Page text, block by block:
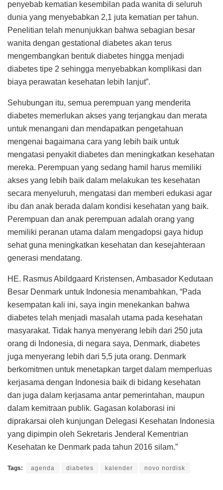
penyebab kematian kesembilan pada wanita di seluruh
dunia yang menyebabkan 2,1 juta kematian per tahun.
Penelitian telah menunjukkan bahwa sebagian besar
wanita dengan gestational diabetes akan terus
mengembangkan bentuk diabetes hingga menjadi
diabetes tipe 2 sehingga menyebabkan komplikasi dan
biaya perawatan kesehatan lebih lanjut”.
Sehubungan itu, semua perempuan yang menderita
diabetes memerlukan akses yang terjangkau dan merata
untuk menangani dan mendapatkan pengetahuan
mengenai bagaimana cara yang lebih baik untuk
mengatasi penyakit diabetes dan meningkatkan kesehatan
mereka. Perempuan yang sedang hamil harus memiliki
akses yang lebih baik dalam melakukan tes kesehatan
secara menyeluruh, mengatasi dan memberi edukasi agar
ibu dan anak berada dalam kondisi kesehatan yang baik.
Perempuan dan anak perempuan adalah orang yang
memiliki peranan utama dalam mengadopsi gaya hidup
sehat guna meningkatkan kesehatan dan kesejahteraan
generasi mendatang.
HE. Rasmus Abildgaard Kristensen, Ambasador Kedutaan
Besar Denmark untuk Indonesia menambahkan, “Pada
kesempatan kali ini, saya ingin menekankan bahwa
diabetes telah menjadi masalah utama pada kesehatan
masyarakat. Tidak hanya menyerang lebih dari 250 juta
orang di Indonesia, di negara saya, Denmark, diabetes
juga menyerang lebih dari 5,5 juta orang. Denmark
berkomitmen untuk menetapkan target dalam memperluas
kerjasama dengan Indonesia baik di bidang kesehatan
dan juga dalam kerjasama antar pemerintahan, maupun
dalam kemitraan publik. Gagasan kolaborasi ini
diprakarsai oleh kunjungan Delegasi Kesehatan Indonesia
yang dipimpin oleh Sekretaris Jenderal Kementrian
Kesehatan ke Denmark pada tahun 2016 silam.”
Tags: agenda diabetes kalender novo nordisk